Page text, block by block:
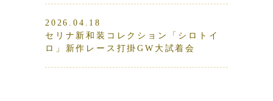
2026.04.18
セリナ新和装コレクション「シロトイ
ロ」新作レース打掛GW大試着会